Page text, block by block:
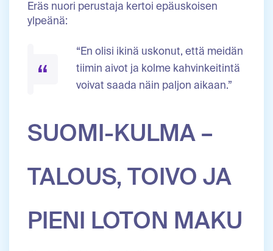
Eräs nuori perustaja kertoi epäuskoisen
ylpeänä:
“En olisi ikinä uskonut, että meidän
tiimin aivot ja kolme kahvinkeitintä
voivat saada näin paljon aikaan.”
SUOMI-KULMA –
TALOUS, TOIVO JA
PIENI LOTON MAKU